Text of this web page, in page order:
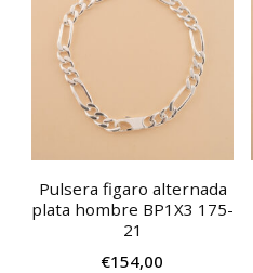
Pulsera figaro alternada
plata hombre BP1X3 175-
21
€154,00